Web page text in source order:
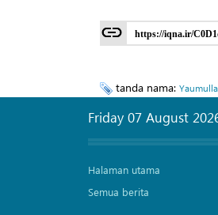
https://iqna.ir/
tanda nama:
Friday 07 August
Halaman utama
Semua berita